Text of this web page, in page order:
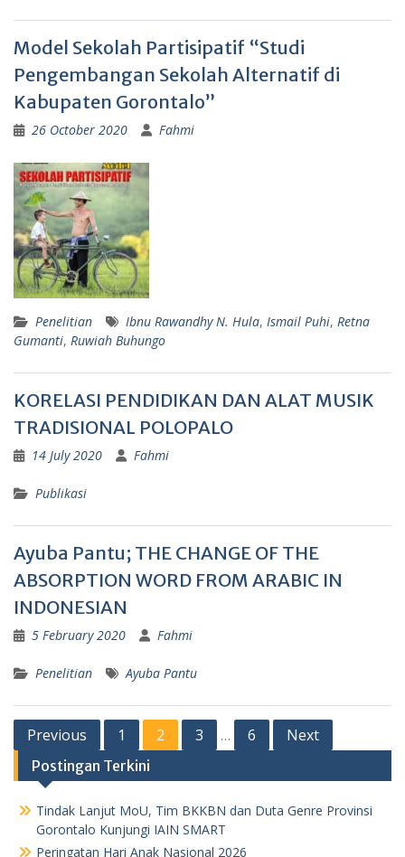
Model Sekolah Partisipatif “Studi
Pengembangan Sekolah Alternatif di
Kabupaten Gorontalo”
26 October 2020 Fahmi
Penelitian Ibnu Rawandhy N. Hula, Ismail Puhi, Retna
Gumanti, Ruwiah Buhungo
KORELASI PENDIDIKAN DAN ALAT MUSIK
TRADISIONAL POLOPALO
14 July 2020 Fahmi
Publikasi
Ayuba Pantu; THE CHANGE OF THE
ABSORPTION WORD FROM ARABIC IN
INDONESIAN
5 February 2020 Fahmi
Penelitian Ayuba Pantu
Posts
pagination
Previous 1 2 3 … 6 Next
Postingan Terkini
Tindak Lanjut MoU, Tim BKKBN dan Duta Genre Provinsi
Gorontalo Kunjungi IAIN SMART
Peringatan Hari Anak Nasional 2026